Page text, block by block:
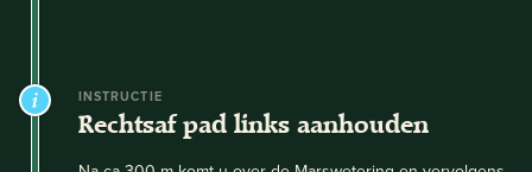
INSTRUCTIE
Rechtsaf pad links aanhouden